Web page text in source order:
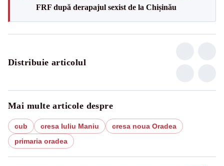
FRF după derapajul sexist de la Chișinău
Distribuie articolul
Mai multe articole despre
cub cresa Iuliu Maniu
cresa noua Oradea
primaria oradea